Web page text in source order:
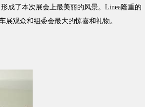
成了本次展会上最美丽的风景。Linea隆重的
展观众和组委会最大的惊喜和礼物。